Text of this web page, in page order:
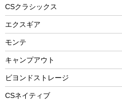
トレー
ランチョンマット
ランチボックス
エアーポンプ
ビーチテント
ウィンター
スノーシュー
防寒ウェア
CSクラシックス
エクスギア
モンテ
キャンプアウト
ビヨンドストレージ
CSネイティブ